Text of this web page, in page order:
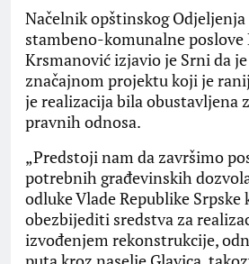
Načelnik opštinskog
stambeno-komunalne poslove
Krsmanović izjavio je Srni da
značajnom projektu koji je
je realizacija bila obustavljena
pravnih odnosa.
„Predstoji nam da završimo
potrebnih građevinskih
odluke Vlade Republike Srpske
obezbijediti sredstva za
izvođenjem rekonstrukcije,